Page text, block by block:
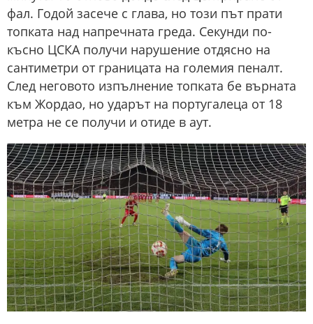
фал. Годой засече с глава, но този път прати
топката над напречната греда. Секунди по-
късно ЦСКА получи нарушение отдясно на
сантиметри от границата на големия пеналт.
След неговото изпълнение топката бе върната
към Жордао, но ударът на португалеца от 18
метра не се получи и отиде в аут.